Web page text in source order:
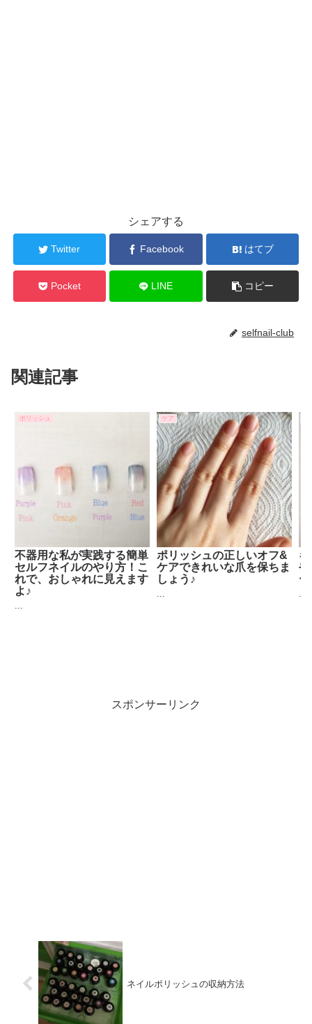
シェアする
Twitter Facebook はてブ
Pocket LINE コピー
selfnail-club
関連記事
ポリッシュ
不器用な私が実践する簡単
セルフネイルのやり方！こ
れで、おしゃれに見えます
よ♪
ケア
ポリッシュの正しいオフ&
ケアできれいな爪を保ちま
しょう♪
や
スポンサーリンク
ネイルポリッシュの収納方法